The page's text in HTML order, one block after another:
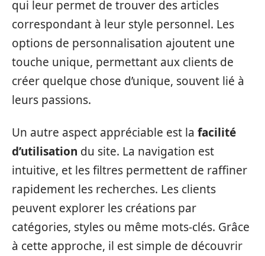
qui leur permet de trouver des articles
correspondant à leur style personnel. Les
options de personnalisation ajoutent une
touche unique, permettant aux clients de
créer quelque chose d’unique, souvent lié à
leurs passions.
Un autre aspect appréciable est la facilité
d’utilisation du site. La navigation est
intuitive, et les filtres permettent de raffiner
rapidement les recherches. Les clients
peuvent explorer les créations par
catégories, styles ou même mots-clés. Grâce
à cette approche, il est simple de découvrir